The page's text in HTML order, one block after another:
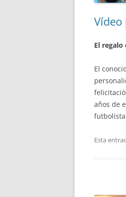
Vídeo
El
El
años de
Esta